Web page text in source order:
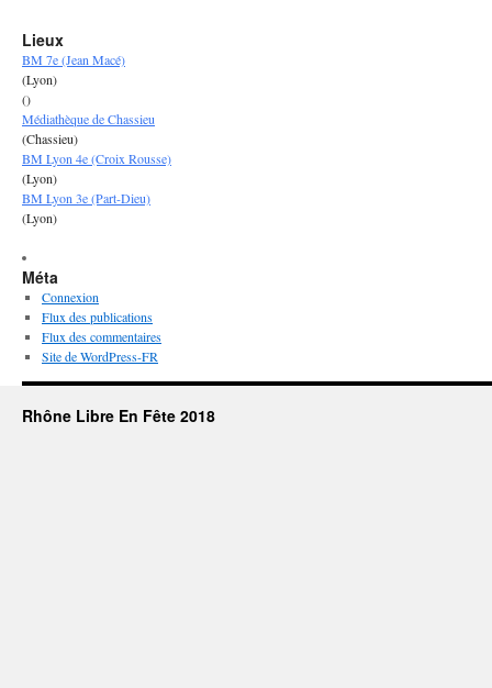
Lieux
BM 7e (Jean Macé)
(Lyon)
()
Médiathèque de Chassieu
(Chassieu)
BM Lyon 4e (Croix Rousse)
(Lyon)
BM Lyon 3e (Part-Dieu)
(Lyon)
Méta
Connexion
Flux des publications
Flux des commentaires
Site de WordPress-FR
Rhône Libre En Fête 2018